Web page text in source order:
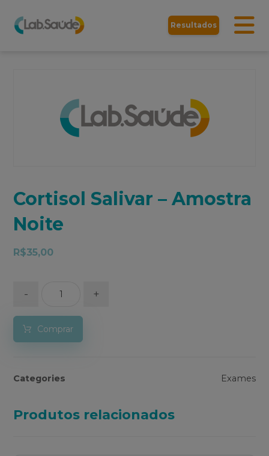
Resultados
Cortisol Salivar – Amostra
Noite
R$35,00
- +
Comprar
Categories Exames
Produtos relacionados